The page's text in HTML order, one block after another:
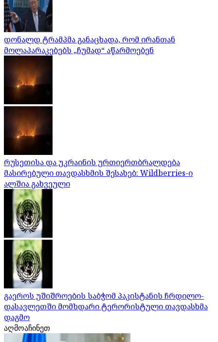
დონალდ ტრამპმა განაცხადა, რომ ირანთან
მოლაპარაკებებს „ჩუმად“ აწარმოებენ
რუსეთისა და უკრაინის ურთიერთბრალდება
მასირებული თავდასხმის შესახებ: Wildberries-ი
ალშია გახვეული
გაეროს უშიშროების საბჭომ პაკისტანის ჩრდილო-
დასავლეთში მომხდარი ტერორისტული თავდასხმა
დაგმო
აღმოაჩინეთ